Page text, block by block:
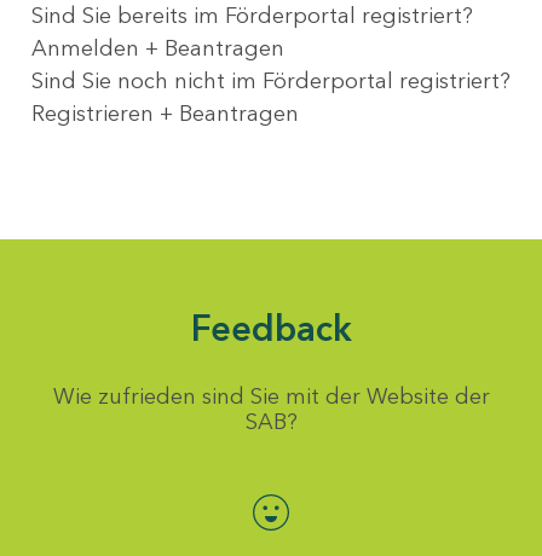
Sind Sie bereits im Förderportal registriert?
Anmelden + Beantragen
Sind Sie noch nicht im Förderportal registriert?
Registrieren + Beantragen
Feedback
Wie zufrieden sind Sie mit der Website der
SAB?
Bewertung auswählen